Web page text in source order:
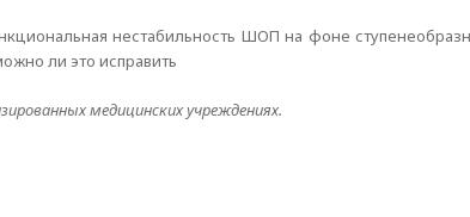
нестабильность ШОП на фоне
ли это исправить
медицинских учреждениях.